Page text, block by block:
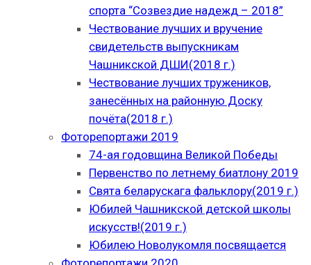
спорта “Созвездие надежд – 2018”
Чествование лучших и вручение
свидетельств выпускникам
Чашникской ДШИ(2018 г.)
Чествование лучших тружеников,
занесённых на районную Доску
почёта(2018 г.)
Фоторепортажи 2019
74-ая годовщина Великой Победы
Первенство по летнему биатлону 2019
Свята беларускага фальклору(2019 г.)
Юбилей Чашникской детской школы
искусств!(2019 г.)
Юбилею Новолукомля посвящается